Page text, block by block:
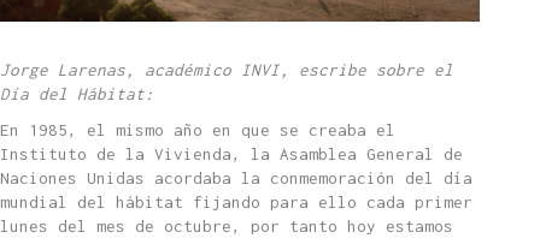
Jorge Larenas, académico INVI, escribe sobre el
Día del Hábitat:
En 1985, el mismo año en que se creaba el
Instituto de la Vivienda, la Asamblea General de
Naciones Unidas acordaba la conmemoración del día
mundial del hábitat fijando para ello cada primer
lunes del mes de octubre, por tanto hoy estamos